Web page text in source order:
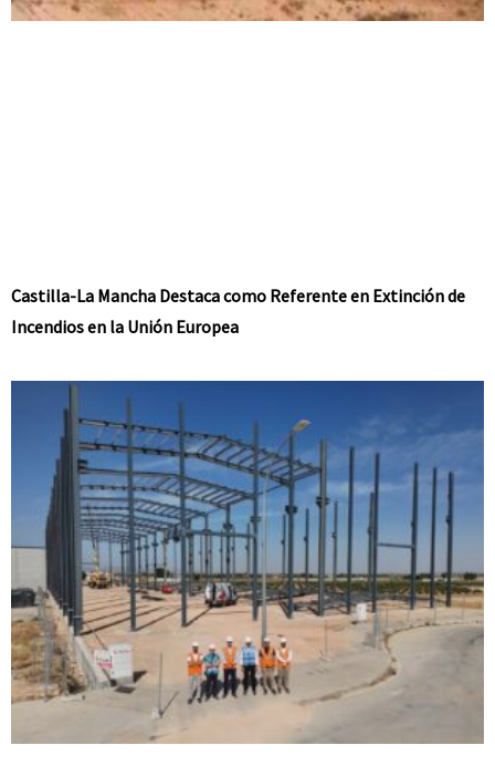
Castilla-La Mancha Destaca como Referente en Extinción de
Incendios en la Unión Europea